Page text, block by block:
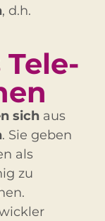
, d.h.
Tele­
sich aus
. Sie geben
als
zu